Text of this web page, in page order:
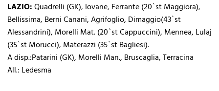
LAZIO:Quadrelli (GK), Iovane, Ferrante (20`st Maggiora),
Bellissima, Berni Canani, Agrifoglio, Dimaggio(43`st
Alessandrini), Morelli Mat. (20`st Cappuccini), Mennea, Lulaj
(35`st Morucci), Materazzi (35`st Bagliesi).
A disp.:Patarini (GK), Morelli Man., Bruscaglia, Terracina
All.: Ledesma